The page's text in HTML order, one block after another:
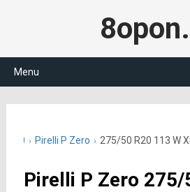
Menu
R20 Pirelli P Zero 275/50 R20 113 W
Pirelli P Zero 275/